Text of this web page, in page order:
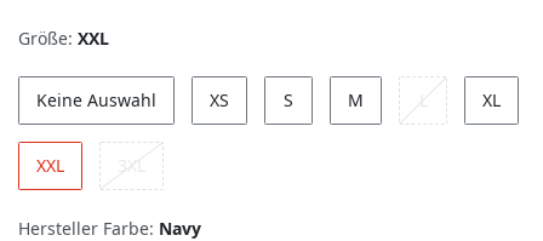
Größe: XXL
Keine Auswahl XS S M L XL
XXL 3XL
Hersteller Farbe: Navy